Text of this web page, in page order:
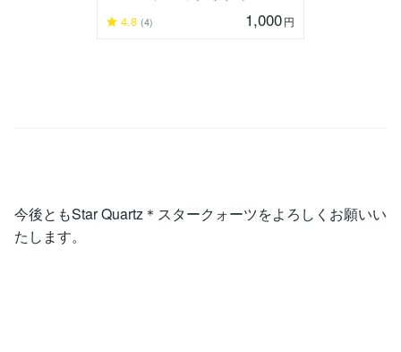
4.8 (4) 1,000円
今後ともStar Quartz＊スタークォーツをよろしくお願いい
たします。